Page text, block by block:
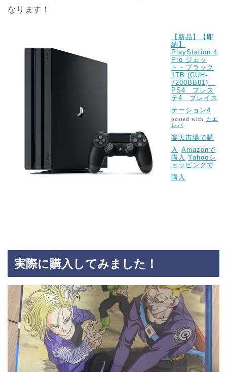
なります！
【新品】【即
納】
PlayStation 4
Pro ジェッ
ト・ブラック
1TB (CUH-
7200BB01)
PS4 プレス
テ4 プレイス
テーション4
posted with カエ
レバ
楽天市場で購
入
Amazonで
購入 Yahooシ
ョッピングで
購入
実際に購入してみました！